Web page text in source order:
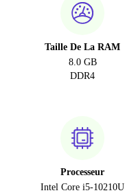
Taille De La RAM
8.0 GB
DDR4
Processeur
Intel Core i5-10210U